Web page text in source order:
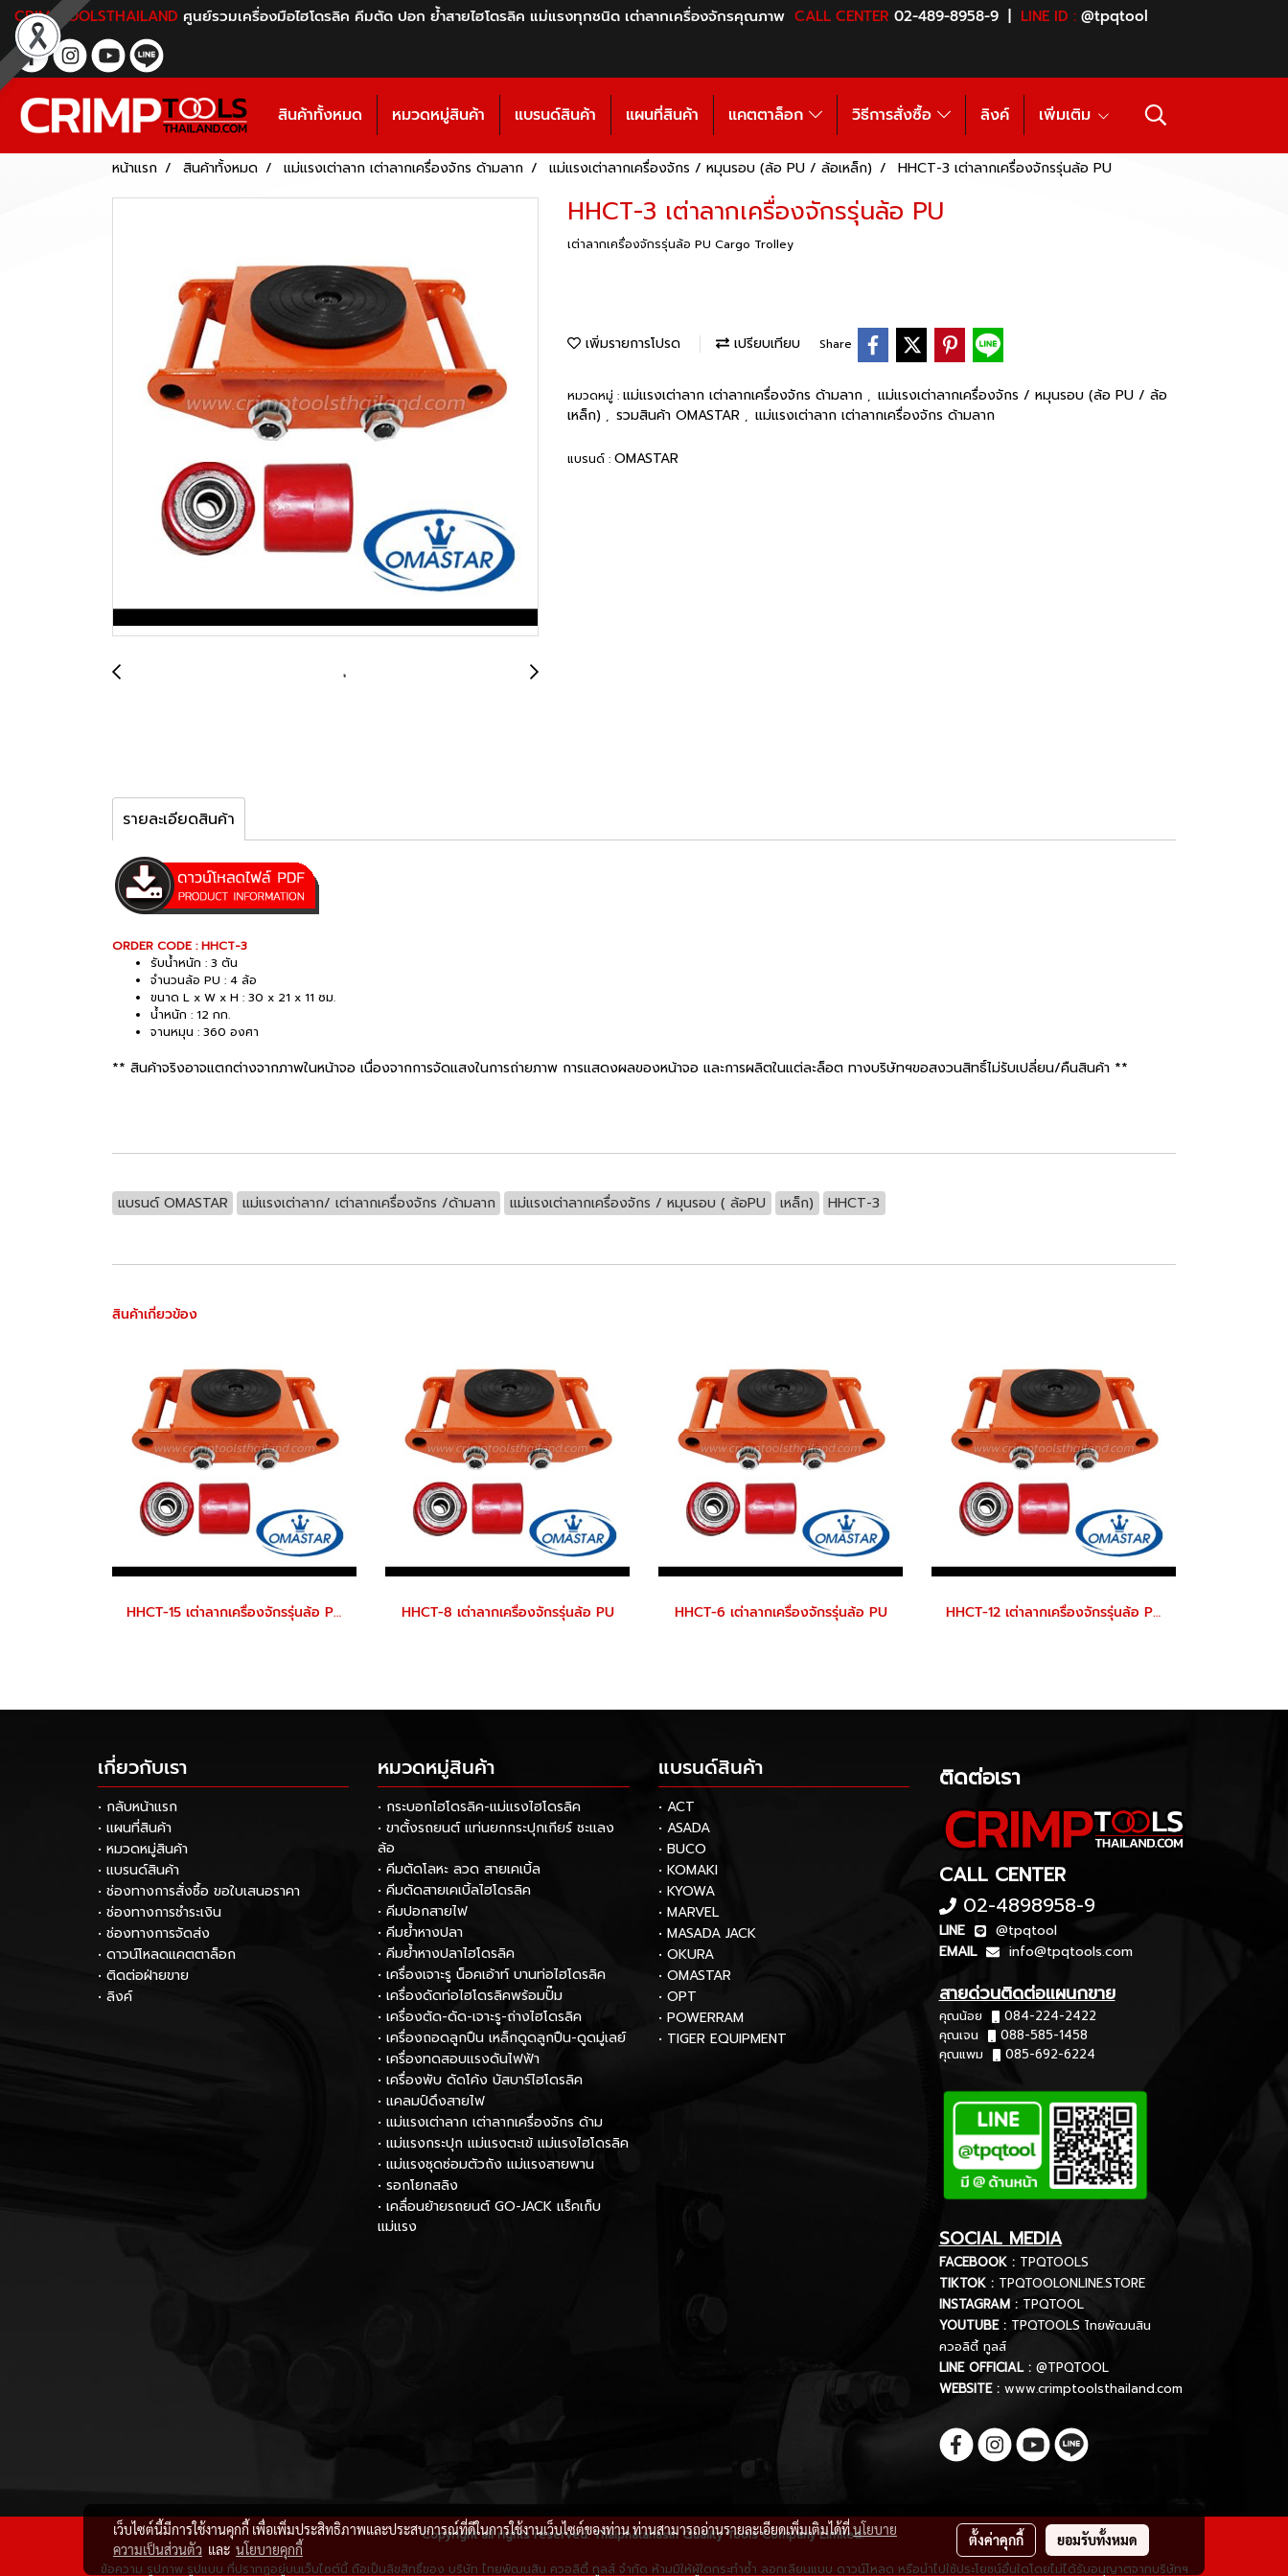
CRIMPTOOLSTHAILAND ศูนย์รวมเครื่องมือไฮโดรลิค คีมตัด ปอก ย้ำสายไฮโดรลิค แม่แรงทุกชนิด เต่าลากเครื่องจักรคุณภาพ CALL CENTER 02-489-8958-9 | LINE ID : @tpqtool
สินค้าทั้งหมด หมวดหมู่สินค้า แบรนด์สินค้า แผนที่สินค้า แคตตาล็อก วิธีการสั่งซื้อ ลิงค์ เพิ่มเติม
หน้าแรก สินค้าทั้งหมด แม่แรงเต่าลาก เต่าลากเครื่องจักร ด้ามลาก แม่แรงเต่าลากเครื่องจักร / หมุนรอบ (ล้อ PU / ล้อเหล็ก) HHCT-3 เต่าลากเครื่องจักรรุ่นล้อ PU
HHCT-3 เต่าลากเครื่องจักรรุ่นล้อ PU
เต่าลากเครื่องจักรรุ่นล้อ PU Cargo Trolley
เพิ่มรายการโปรด เปรียบเทียบ Share
หมวดหมู่ : แม่แรงเต่าลาก เต่าลากเครื่องจักร ด้ามลาก , แม่แรงเต่าลากเครื่องจักร / หมุนรอบ (ล้อ PU / ล้อ
เหล็ก) , รวมสินค้า OMASTAR , แม่แรงเต่าลาก เต่าลากเครื่องจักร ด้ามลาก
แบรนด์ : OMASTAR
รายละเอียดสินค้า
ORDER CODE : HHCT-3
รับน้ำหนัก : 3 ตัน
จำนวนล้อ PU : 4 ล้อ
ขนาด L x W x H : 30 x 21 x 11 ซม.
น้ำหนัก : 12 กก.
จานหมุน : 360 องศา
** สินค้าจริงอาจแตกต่างจากภาพในหน้าจอ เนื่องจากการจัดแสงในการถ่ายภาพ การแสดงผลของหน้าจอ และการผลิตในแต่ละล็อต ทางบริษัทฯขอสงวนสิทธิ์ไม่รับเปลี่ยน/คืนสินค้า **
แบรนด์ OMASTAR แม่แรงเต่าลาก/ เต่าลากเครื่องจักร /ด้ามลาก แม่แรงเต่าลากเครื่องจักร / หมุนรอบ ( ล้อPU เหล็ก) HHCT-3
สินค้าเกี่ยวข้อง
HHCT-15 เต่าลากเครื่องจักรรุ่นล้อ PU HHCT-8 เต่าลากเครื่องจักรรุ่นล้อ PU HHCT-6 เต่าลากเครื่องจักรรุ่นล้อ PU HHCT-12 เต่าลากเครื่องจักรรุ่นล้อ PU
เกี่ยวกับเรา
• กลับหน้าแรก
• แผนที่สินค้า
• หมวดหมู่สินค้า
• แบรนด์สินค้า
• ช่องทางการสั่งซื้อ ขอใบเสนอราคา
• ช่องทางการชำระเงิน
• ช่องทางการจัดส่ง
• ดาวน์โหลดแคตตาล็อก
• ติดต่อฝ่ายขาย
• ลิงค์
หมวดหมู่สินค้า
• กระบอกไฮโดรลิค-แม่แรงไฮโดรลิค
• ขาตั้งรถยนต์ แท่นยกกระปุกเกียร์ ชะแลง
ล้อ
• คีมตัดโลหะ ลวด สายเคเบิ้ล
• คีมตัดสายเคเบิ้ลไฮโดรลิค
• คีมปอกสายไฟ
• คีมย้ำหางปลา
• คีมย้ำหางปลาไฮโดรลิค
• เครื่องเจาะรู น็อคเอ้าท์ บานท่อไฮโดรลิค
• เครื่องดัดท่อไฮโดรลิคพร้อมปั๊ม
• เครื่องตัด-ดัด-เจาะรู-ถ่างไฮโดรลิค
• เครื่องถอดลูกปืน เหล็กดูดลูกปืน-ดูดมู่เลย์
• เครื่องทดสอบแรงดันไฟฟ้า
• เครื่องพับ ดัดโค้ง บัสบาร์ไฮโดรลิค
• แคลมป์ดึงสายไฟ
• แม่แรงเต่าลาก เต่าลากเครื่องจักร ด้าม
• แม่แรงกระปุก แม่แรงตะเข้ แม่แรงไฮโดรลิค
• แม่แรงชุดซ่อมตัวถัง แม่แรงสายพาน
• รอกโยกสลิง
• เคลื่อนย้ายรถยนต์ GO-JACK แร็คเก็บ
แม่แรง
แบรนด์สินค้า
• ACT
• ASADA
• BUCO
• KOMAKI
• KYOWA
• MARVEL
• MASADA JACK
• OKURA
• OMASTAR
• OPT
• POWERRAM
• TIGER EQUIPMENT
ติดต่อเรา
CALL CENTER
02-4898958-9
LINE
@tpqtool
EMAIL
info@tpqtools.com
สายด่วนติดต่อแผนกขาย
คุณน้อย
084-224-2422
คุณเจน
088-585-1458
คุณแพม
085-692-6224
SOCIAL MEDIA
FACEBOOK : TPQTOOLS
TIKTOK : TPQTOOLONLINE.STORE
INSTAGRAM : TPQTOOL
YOUTUBE : TPQTOOLS ไทยพัฒนสิน
ควอลิตี้ ทูลส์
LINE OFFICIAL : @TPQTOOL
WEBSITE : www.crimptoolsthailand.com
Copyright all rights reserved. Thaiphatanasin Quality Tools Company Limited.
ข้อความ รูปภาพ รูปแบบ ที่ปรากฏอยู่บนเว็บไซต์นี้ ถือเป็นลิขสิทธิ์ของ บริษัท ไทยพัฒนสิน ควอลิตี้ ทูลส์ จำกัด ห้ามมิให้ผู้ใดกระทำซ้ำ ลอกเลียนแบบ ดาวน์โหลด หรือนำไปใช้ประโยชน์อื่นใดโดยไม่ได้รับอนุญาตจากบริษัทฯ
เว็บไซต์นี้มีการใช้งานคุกกี้ เพื่อเพิ่มประสิทธิภาพและประสบการณ์ที่ดีในการใช้งานเว็บไซต์ของท่าน ท่านสามารถอ่านรายละเอียดเพิ่มเติมได้ที่นโยบาย
ความเป็นส่วนตัว และ นโยบายคุกกี้
ตั้งค่าคุกกี้ ยอมรับทั้งหมด